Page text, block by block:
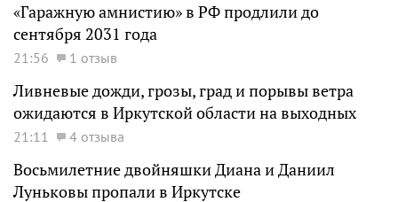
«Гаражную амнистию» в РФ продлили до
сентября 2031 года
21:56 1 отзыв
Ливневые дожди, грозы, град и порывы ветра
ожидаются в Иркутской области на выходных
21:11 4 отзыва
Восьмилетние двойняшки Диана и Даниил
Луньковы пропали в Иркутске